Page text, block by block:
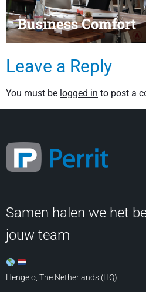
Leave a Reply
You must be logged in to post a
Samen halen we het
jouw team
Hengelo, The Netherlands (HQ)